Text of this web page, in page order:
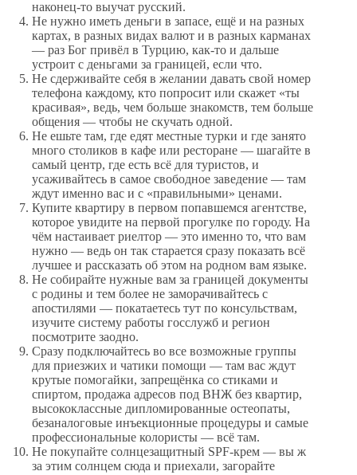
наконец-то выучат русский.
Не нужно иметь деньги в запасе, ещё и на разных
картах, в разных видах валют и в разных карманах
— раз Бог привёл в Турцию, как-то и дальше
устроит с деньгами за границей, если что.
Не сдерживайте себя в желании давать свой номер
телефона каждому, кто попросит или скажет «ты
красивая», ведь, чем больше знакомств, тем больше
общения — чтобы не скучать одной.
Не ешьте там, где едят местные турки и где занято
много столиков в кафе или ресторане — шагайте в
самый центр, где есть всё для туристов, и
усаживайтесь в самое свободное заведение — там
ждут именно вас и с «правильными» ценами.
Купите квартиру в первом попавшемся агентстве,
которое увидите на первой прогулке по городу. На
чём настаивает риелтор — это именно то, что вам
нужно — ведь он так старается сразу показать всё
лучшее и рассказать об этом на родном вам языке.
Не собирайте нужные вам за границей документы
с родины и тем более не заморачивайтесь с
апостилями — покатаетесь тут по консульствам,
изучите систему работы госслужб и регион
посмотрите заодно.
Сразу подключайтесь во все возможные группы
для приезжих и чатики помощи — там вас ждут
крутые помогайки, запрещёнка со стиками и
спиртом, продажа адресов под ВНЖ без квартир,
высококлассные дипломированные остеопаты,
безаналоговые инъекционные процедуры и самые
профессиональные колористы — всё там.
Не покупайте солнцезащитный SPF-крем — вы ж
за этим солнцем сюда и приехали, загорайте